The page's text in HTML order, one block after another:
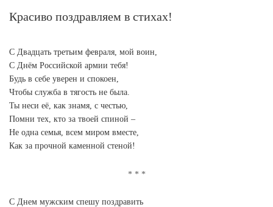
Красиво поздравляем в стихах!
С Двадцать третьим февраля, мой воин,
С Днём Российской армии тебя!
Будь в себе уверен и спокоен,
Чтобы служба в тягость не была.
Ты неси её, как знамя, с честью,
Помни тех, кто за твоей спиной –
Не одна семья, всем миром вместе,
Как за прочной каменной стеной!
С Днем мужским спешу поздравить